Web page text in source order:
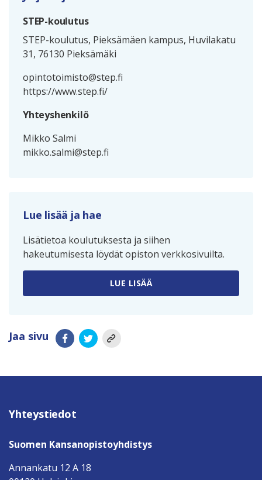
STEP-koulutus
STEP-koulutus, Pieksämäen kampus, Huvilakatu
31, 76130 Pieksämäki
opintotoimisto@step.fi
https://www.step.fi/
Yhteyshenkilö
Mikko Salmi
mikko.salmi@step.fi
Lue lisää ja hae
Lisätietoa koulutuksesta ja siihen
hakeutumisesta löydät opiston verkkosivuilta.
LUE LISÄÄ
Jaa sivu
Yhteystiedot
Suomen Kansanopistoyhdistys
Annankatu 12 A 18